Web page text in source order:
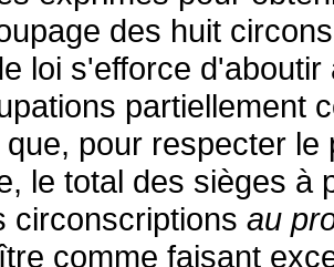
des huit
loi s'efforce
partiellement
que, pour respecter
le total des sièges à
circonscriptions au
comme faisant